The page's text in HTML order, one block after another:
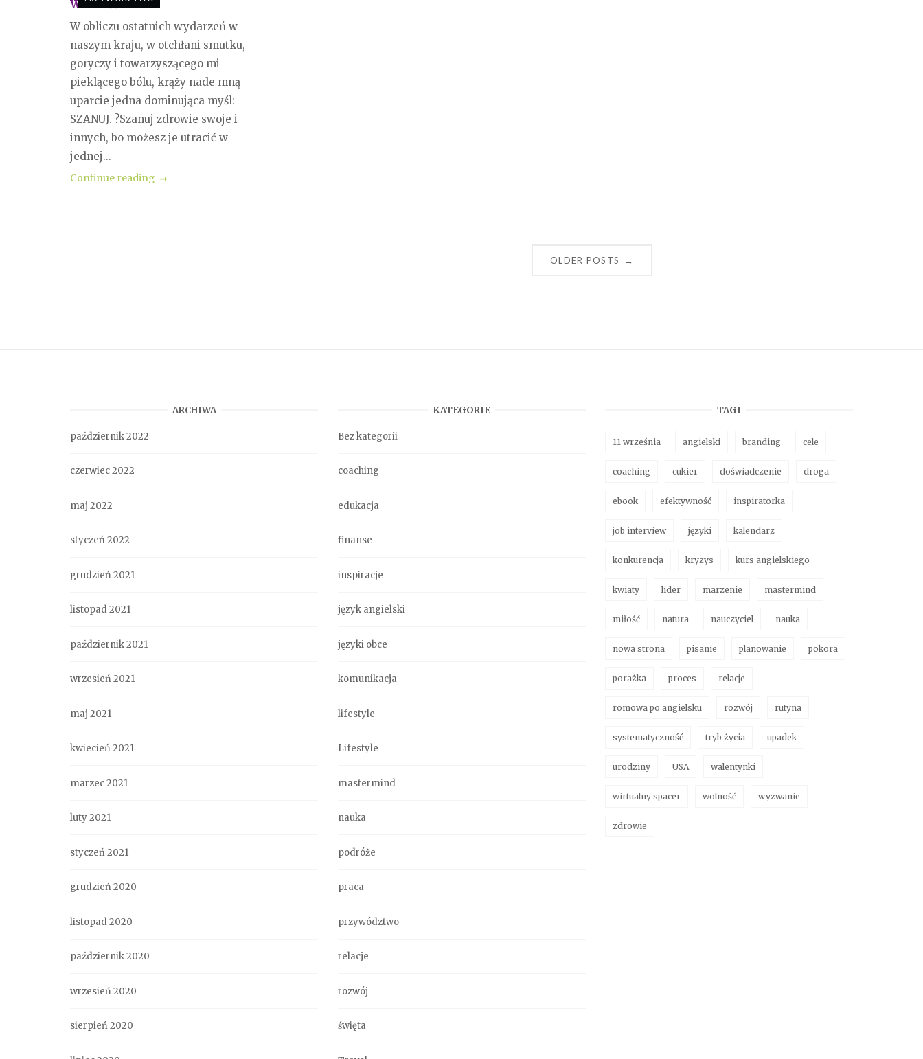
Wolność
W obliczu ostatnich wydarzeń w
naszym kraju, w otchłani smutku,
goryczy i towarzyszącego mi
pieklącego bólu, krąży nade mną
uparcie jedna dominująca myśl:
SZANUJ. ?Szanuj zdrowie swoje i
innych, bo możesz je utracić w
jednej...
Continue reading
OLDER POSTS →
ARCHIWA
październik 2022
czerwiec 2022
maj 2022
styczeń 2022
grudzień 2021
listopad 2021
październik 2021
wrzesień 2021
maj 2021
kwiecień 2021
marzec 2021
luty 2021
styczeń 2021
grudzień 2020
listopad 2020
październik 2020
wrzesień 2020
sierpień 2020
KATEGORIE
Bez kategorii
coaching
edukacja
finanse
inspiracje
język angielski
języki obce
komunikacja
lifestyle
Lifestyle
mastermind
nauka
podróże
praca
przywództwo
relacje
rozwój
święta
TAGI
11 września angielski branding cele
coaching cukier doświadczenie droga
ebook efektywność inspiratorka
job interview języki kalendarz
konkurencja kryzys kurs angielskiego
kwiaty lider marzenie mastermind
miłość natura nauczyciel nauka
nowa strona pisanie planowanie pokora
porażka proces relacje
romowa po angielsku rozwój rutyna
systematyczność tryb życia upadek
urodziny USA walentynki
wirtualny spacer wolność wyzwanie
zdrowie